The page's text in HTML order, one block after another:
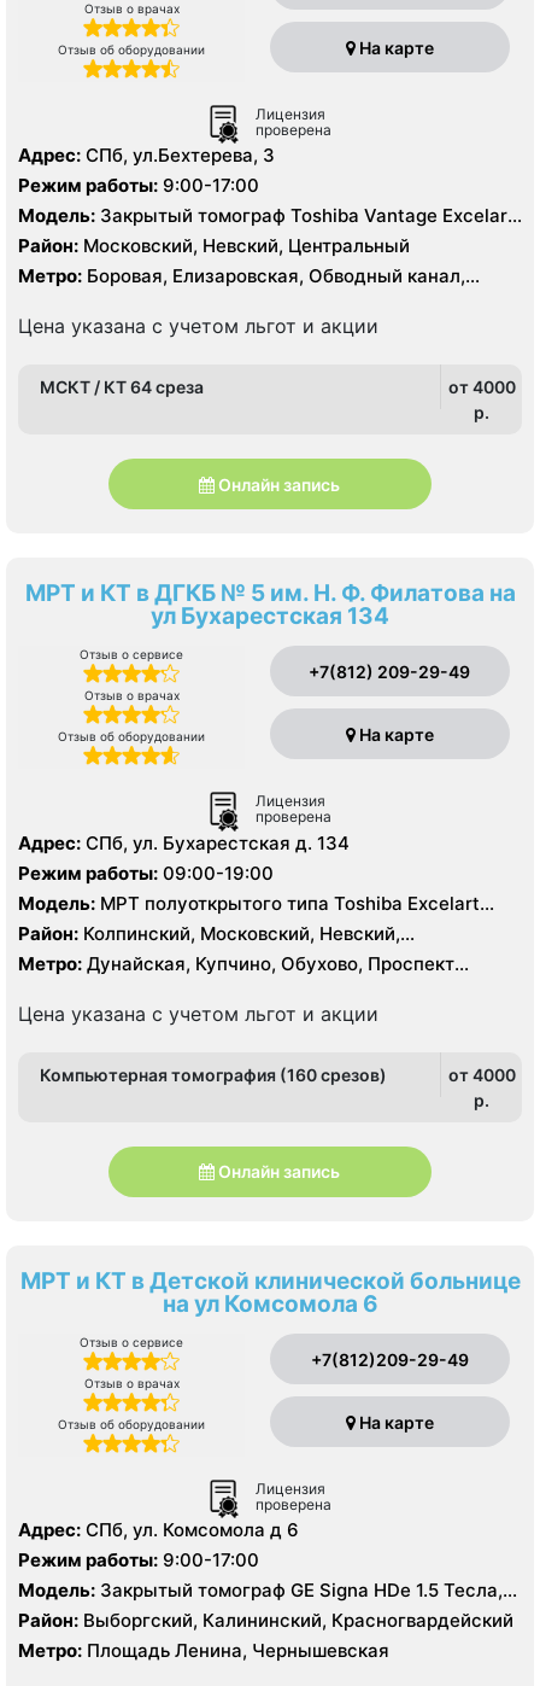
Отзыв о врачах
Отзыв об оборудовании На карте
Лицензия
проверена
Адрес: СПб, ул.Бехтерева, 3
Режим работы: 9:00-17:00
Модель: Закрытый томограф Toshiba Vantage Excelart
XGV 1.5 Тесла, КТ Philips BRILLIANCE 64 среза, УЗИ
Район: Московский, Невский, Центральный
Метро: Боровая, Елизаровская, Обводный канал,
Цена указана с учетом льгот и акции
МСКТ / КТ 64 среза
от 4000
p.
Онлайн запись
МРТ и КТ в ДГКБ № 5 им. Н. Ф. Филатова на
ул Бухарестская 134
Отзыв о сервисе
Отзыв о врачах
Отзыв об оборудовании
+7(812) 209-29-49
На карте
Лицензия
проверена
Адрес: СПб, ул. Бухарестская д. 134
Режим работы: 09:00-19:00
Модель: МРТ полуоткрытого типа Toshiba Excelart
Vantage Atlas 1.5Т, КТ Toshiba Aquilion Prime 160
срезов, КТ Siemens Somatom 16 срезов
Район: Колпинский, Московский, Невский,
Фрунзенский
Метро: Дунайская, Купчино, Обухово, Проспект
Цена указана с учетом льгот и акции
Компьютерная томография (160 срезов)
от 4000
p.
Онлайн запись
МРТ и КТ в Детской клинической больнице
на ул Комсомола 6
Отзыв о сервисе
Отзыв о врачах
Отзыв об оборудовании
+7(812)209-29-49
На карте
Лицензия
проверена
Адрес: СПб, ул. Комсомола д 6
Режим работы: 9:00-17:00
Модель: Закрытый томограф GE Signa HDe 1.5 Тесла,
КТ GE Lightspeed 32 среза
Район: Выборгский, Калининский, Красногвардейский
Метро: Площадь Ленина, Чернышевская